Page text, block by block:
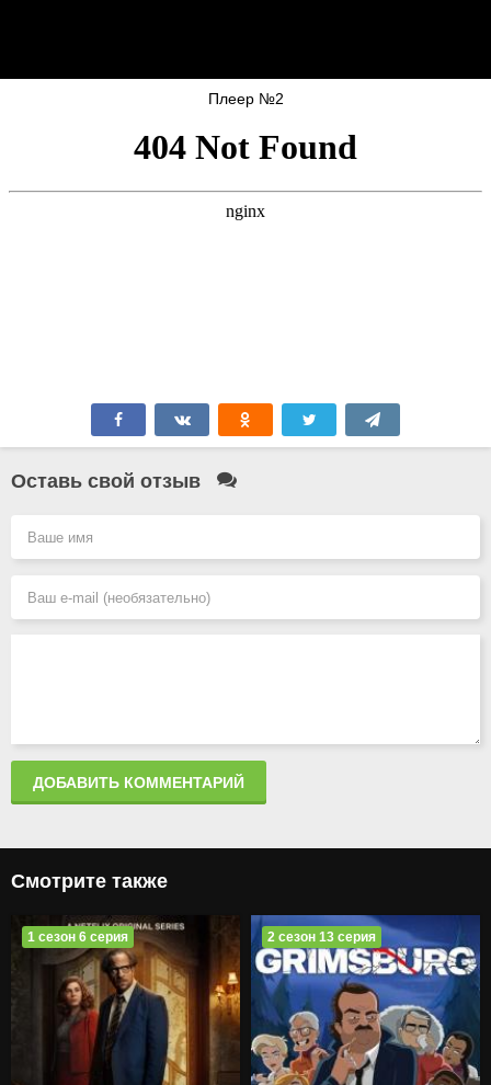
Плеер №2
Оставь свой отзыв
ДОБАВИТЬ КОММЕНТАРИЙ
Смотрите также
1 сезон 6 серия 2 сезон 13 серия